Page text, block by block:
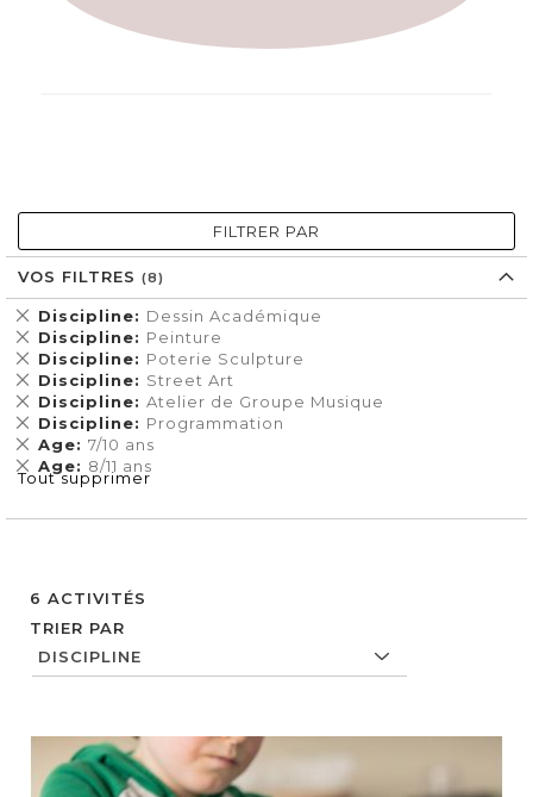
6 ACTIVITÉS
TRIER PAR
FILTRER PAR
VOS FILTRES
Discipline Dessin Académique
Supprimer
cet
Élément
Discipline Peinture
Supprimer
cet
Élément
Discipline Poterie Sculpture
Supprimer
cet
Élément
Discipline Street Art
Supprimer
cet
Élément
Discipline Atelier de Groupe Musique
Supprimer
cet
Élément
Discipline Programmation
Supprimer
cet
Élément
Age 7/10 ans
Supprimer
cet
Élément
Age 8/11 ans
Supprimer
cet
Tout supprimer